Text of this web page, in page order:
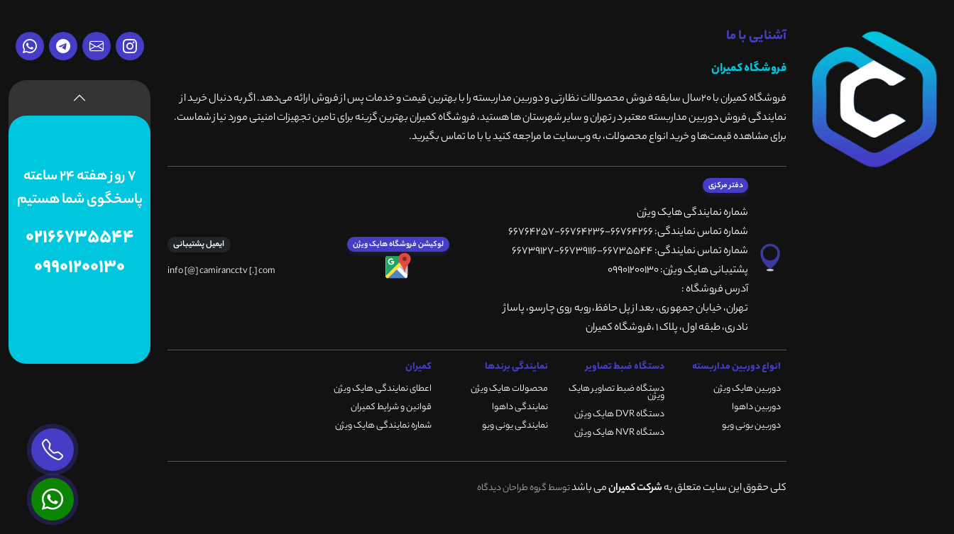
آشنایی با ما
فروشگاه کمیران
فروشگاه کمیران با ۲۰سال سابقه فروش محصولاات نظارتی و دوربین مداربسته را با بهترین قیمت و خدمات پس از فروش ارائه می‌دهد. اگر به دنبال خرید از
نمایندگی فروش دوربین مداربسته معتبر در تهران و سایر شهرستان ها هستید، فروشگاه کمیران بهترین گزینه برای تامین تجهیزات امنیتی مورد نیاز شماست.
برای مشاهده قیمت‌ها و خرید انواع محصولات، به وب‌سایت ما مراجعه کنید یا با ما تماس بگیرید.
دفتر مرکزی
شماره نمایندگی هایک ویژن
شماره تماس نمایندگی: 66764266-66764236-66764257
شماره تماس نمایندگی: 66735544-66739116-66739127
پشتیبانی هایک ویژن: 09901200130
آدرس فروشگاه :
تهران، خيابان جمهوری، بعد از پل حافظ،روبه روی چارسو، پاساژ
نادری، طبقه اول، پلاک 1 ،فروشگاه کمیران
لوکیشن فروشگاه هایک ویژن ایمیل پشتیبانی
info [@] camirancctv [.] com
انواع دوربین مداربسته
دوربین هایک ویژن
دوربین داهوا
دوربین یونی ویو
دستگاه ضبط تصاویر
دستگاه ضبط تصاویر هایک
ویژن
دستگاه DVR هایک ویژن
دستگاه NVR هایک ویژن
نمایندگی برندها
محصولات هایک ویژن
نمایندگی داهوا
نمایندگی یونی ویو
کمیران
اعطای نمایندگی هایک ویژن
قوانین و شرایط کمیران
شماره نمایندگی هایک ویژن
کلی حقوق این سایت متعلق بهشرکت کمیرانمی باشدتوسط گروه طراحان دیدگاه
7 روز هفته 24 ساعته
پاسخگوی شما هستیم
02166735544
09901200130